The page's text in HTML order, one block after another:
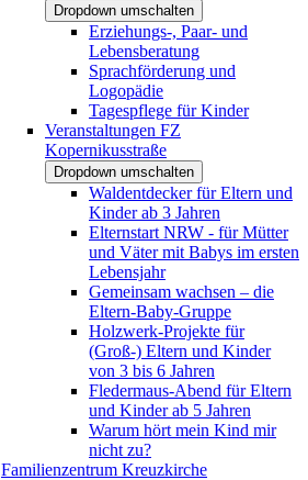
Dropdown umschalten
Erziehungs-, Paar- und
Lebensberatung
Sprachförderung und
Logopädie
Tagespflege für Kinder
Veranstaltungen FZ
Kopernikusstraße
Dropdown umschalten
Waldentdecker für Eltern und
Kinder ab 3 Jahren
Elternstart NRW - für Mütter
und Väter mit Babys im ersten
Lebensjahr
Gemeinsam wachsen – die
Eltern-Baby-Gruppe
Holzwerk-Projekte für
(Groß-) Eltern und Kinder
von 3 bis 6 Jahren
Fledermaus-Abend für Eltern
und Kinder ab 5 Jahren
Warum hört mein Kind mir
nicht zu?
Familienzentrum Kreuzkirche